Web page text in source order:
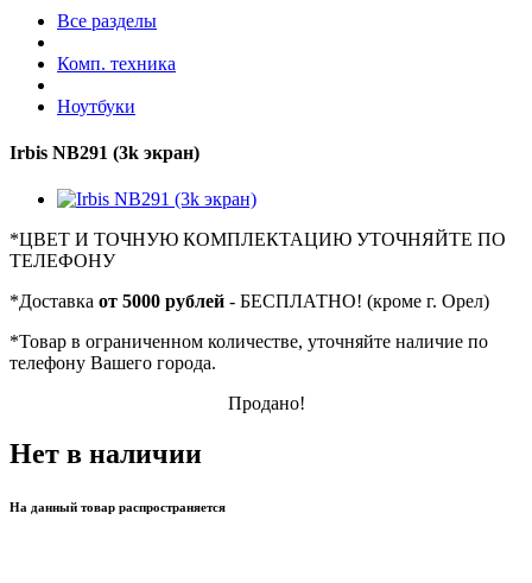
Все разделы
Комп. техника
Ноутбуки
Irbis NB291 (3k экран)
*ЦВЕТ И ТОЧНУЮ КОМПЛЕКТАЦИЮ УТОЧНЯЙТЕ ПО
ТЕЛЕФОНУ
*Доставка от 5000 рублей - БЕСПЛАТНО! (кроме г. Орел)
*Товар в ограниченном количестве, уточняйте наличие по
телефону Вашего города.
Продано!
Нет в наличии
На данный товар распространяется